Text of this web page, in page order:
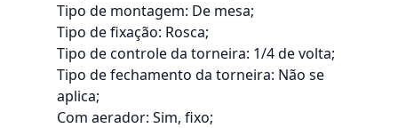
Tipo de montagem: De mesa;
Tipo de fixação: Rosca;
Tipo de controle da torneira: 1/4 de volta;
Tipo de fechamento da torneira: Não se
aplica;
Com aerador: Sim, fixo;